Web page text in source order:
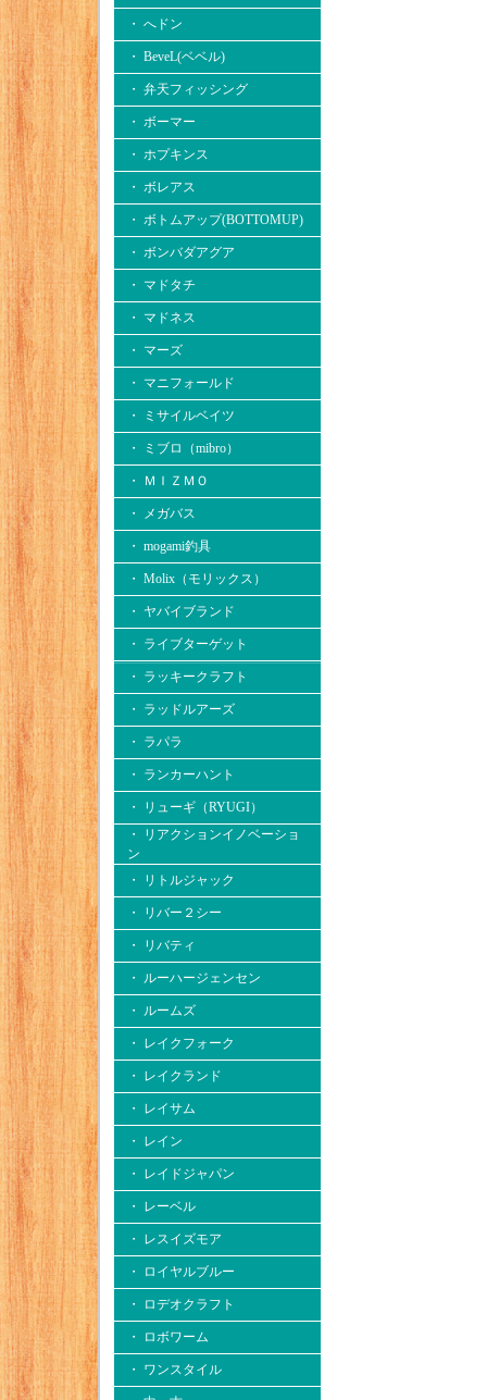
・ へドン
・ BeveL(ベベル)
・ 弁天フィッシング
・ ボーマー
・ ホプキンス
・ ボレアス
・ ボトムアップ(BOTTOMUP)
・ ボンバダアグア
・ マドタチ
・ マドネス
・ マーズ
・ マニフォールド
・ ミサイルベイツ
・ ミブロ（mibro）
・ ＭＩＺＭＯ
・ メガバス
・ mogami釣具
・ Molix（モリックス）
・ ヤバイブランド
・ ライブターゲット
・ ラッキークラフト
・ ラッドルアーズ
・ ラパラ
・ ランカーハント
・ リューギ（RYUGI）
・ リアクションイノベーショ
ン
・ リトルジャック
・ リバー２シー
・ リバティ
・ ルーハージェンセン
・ ルームズ
・ レイクフォーク
・ レイクランド
・ レイサム
・ レイン
・ レイドジャパン
・ レーベル
・ レスイズモア
・ ロイヤルブルー
・ ロデオクラフト
・ ロボワーム
・ ワンスタイル